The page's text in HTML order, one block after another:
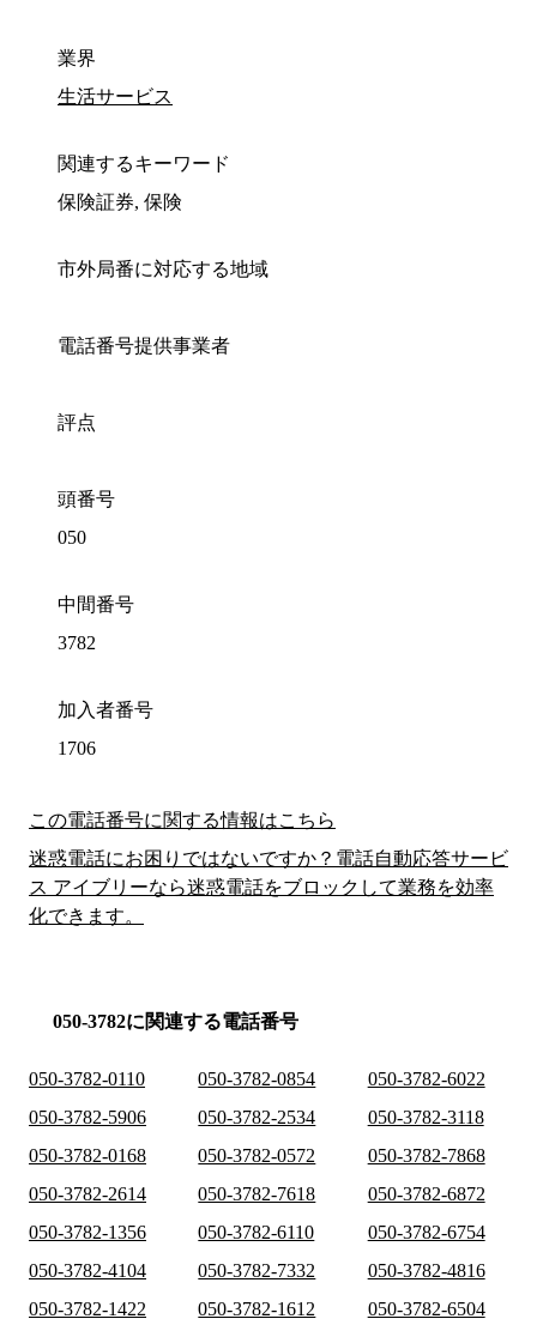
業界
生活サービス
関連するキーワード
保険証券, 保険
市外局番に対応する地域
電話番号提供事業者
評点
頭番号
050
中間番号
3782
加入者番号
1706
この電話番号に関する情報はこちら
迷惑電話にお困りではないですか？電話自動応答サービ
ス アイブリーなら迷惑電話をブロックして業務を効率
化できます。
050-3782に関連する電話番号
050-3782-0110 050-3782-0854
050-3782-6022
050-3782-5906
050-3782-2534
050-3782-3118
050-3782-0168
050-3782-0572
050-3782-7868
050-3782-2614
050-3782-7618
050-3782-6872
050-3782-1356
050-3782-6110
050-3782-6754
050-3782-4104
050-3782-7332
050-3782-4816
050-3782-1422
050-3782-1612
050-3782-6504